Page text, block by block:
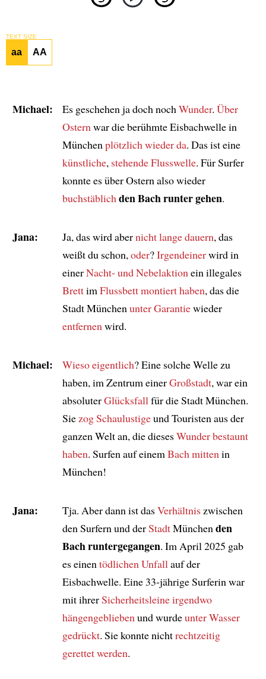
TEXT SIZE
aa AA
Michael: Es geschehen ja doch noch Wunder. Über
Ostern war die berühmte Eisbachwelle in
München plötzlich wieder da. Das ist eine
künstliche, stehende Flusswelle. Für Surfer
konnte es über Ostern also wieder
buchstäblich den Bach runter gehen.
Jana: Ja, das wird abernicht lange dauern, das
weißt du schon, oder?Irgendeinerwird in
einerNacht- und Nebelaktion ein illegales
Brettim Flussbettmontiert haben, das die
Stadt München unter Garantiewieder
entfernen wird.
Michael: Wieso eigentlich? Eine solche Welle zu
haben, im Zentrum einerGroßstadt, war ein
absoluterGlücksfall für die Stadt München.
Sie zogSchaulustigeund Touristen aus der
ganzen Welt an, die diesesWunderbestaunt
haben. Surfen auf einem Bach mitten in
München!
Jana: Tja. Aber dann ist dasVerhältniszwischen
den Surfern und derStadtMünchen den
Bach runtergegangen. Im April 2025 gab
es einen tödlichen Unfall auf der
Eisbachwelle. Eine 33-jährige Surferin war
mit ihrerSicherheitsleineirgendwo
hängengeblieben und wurdeunter Wasser
gedrückt. Sie konnte nichtrechtzeitig
gerettet werden.